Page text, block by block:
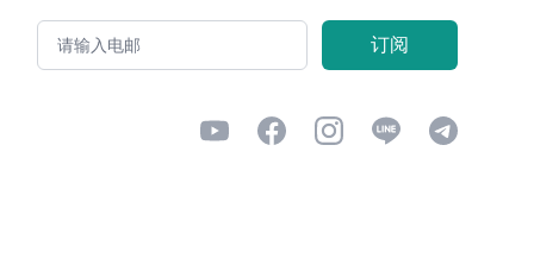
电邮
订阅
YoutubeFacebookInstagram
Line Telegram